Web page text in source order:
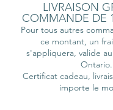
LIVRAISON
COMMANDE DE
Pour tous autres
ce montant, un
s'appliquera, valide
Ontario.
Certificat cadeau,
importe le